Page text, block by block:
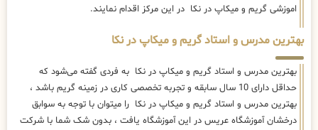
اموزشی گریم و میکاپ در نکا در این مرکز اقدام نمایند.
بهترین مدرس و استاد گریم و میکاپ در نکا
بهترین مدرس و استاد گریم و میکاپ در نکا به فردی گفته می‌شود که
حداقل دارای 10 سال سابقه و تجربه تخصصی کاری در زمینه گریم باشد ،
بهترین مدرس و استاد گریم و میکاپ در نکا را میتوان با توجه به سوابق
درخشان آموزشگاه عریس در این آموزشگاه یافت ، بدون شک شما با شرکت